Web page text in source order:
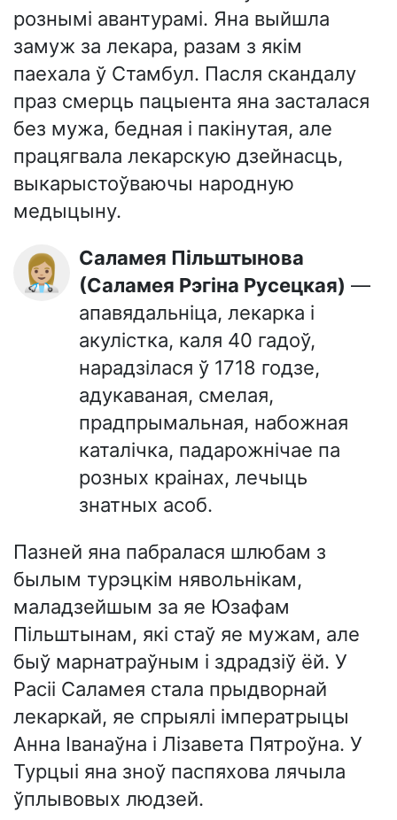
рознымі авантурамі. Яна выйшла
замуж за лекара, разам з якім
паехала ў Стамбул. Пасля скандалу
праз смерць пацыента яна засталася
без мужа, бедная і пакінутая, але
працягвала лекарскую дзейнасць,
выкарыстоўваючы народную
медыцыну.
👩🏼‍⚕️
Саламея Пільштынова
(Саламея Рэгіна Русецкая) —
апавядальніца, лекарка і
акулістка, каля 40 гадоў,
нарадзілася ў 1718 годзе,
адукаваная, смелая,
прадпрымальная, набожная
каталічка, падарожнічае па
розных краінах, лечыць
знатных асоб.
Пазней яна пабралася шлюбам з
былым турэцкім нявольнікам,
маладзейшым за яе Юзафам
Пільштынам, які стаў яе мужам, але
быў марнатраўным і здрадзіў ёй. У
Расіі Саламея стала прыдворнай
лекаркай, яе спрыялі імператрыцы
Анна Іванаўна і Лізавета Пятроўна. У
Турцыі яна зноў паспяхова лячыла
ўплывовых людзей.